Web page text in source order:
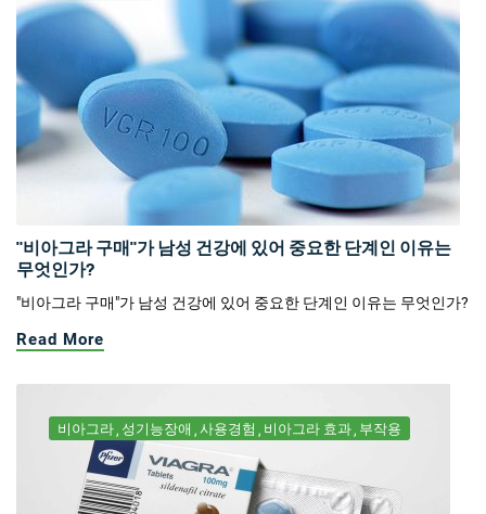
"비아그라 구매"가 남성 건강에 있어 중요한 단계인 이유는
무엇인가?
"비아그라 구매"가 남성 건강에 있어 중요한 단계인 이유는 무엇인가?
Read More
비아그라 성기능장애 사용경험 비아그라 효과 부작용